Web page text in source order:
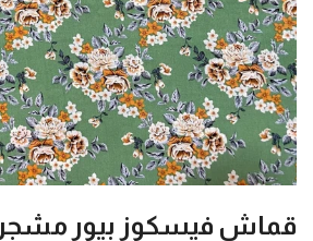
قماش فيسكوز بيور مشجر